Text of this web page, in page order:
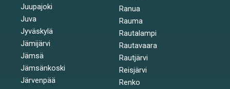
Juupajoki
Juva
Jyväskylä
Jämijärvi
Jämsä
Jämsänkoski
Järvenpää
Ranua
Rauma
Rautalampi
Rautavaara
Rautjärvi
Reisjärvi
Renko